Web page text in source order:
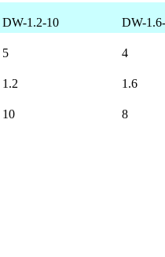
DW-1.2-10 DW-
5 4
1.2 1.6
10 8